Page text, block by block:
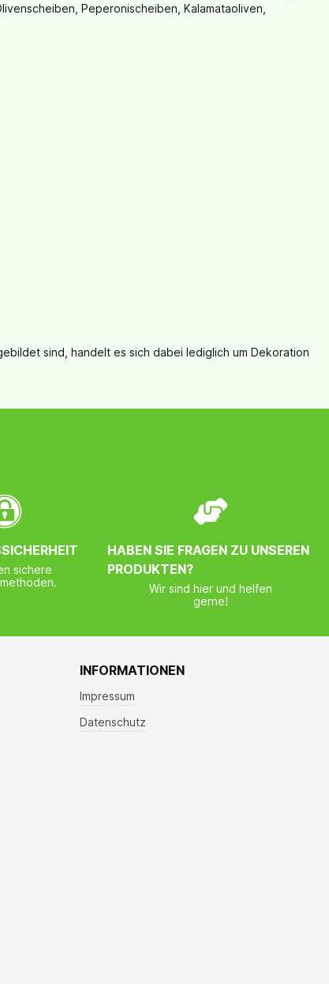
Peperonischeiben, Kalamataoliven,
sind, handelt es sich dabei lediglich um Dekoration
sichere
HABEN SIE FRAGEN ZU UNSEREN
PRODUKTEN?
Wir sind hier und helfen
gerne!
INFORMATIONEN
Impressum
Datenschutz